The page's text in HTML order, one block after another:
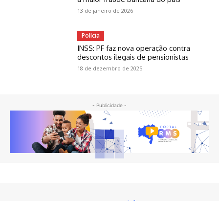
13 de janeiro de 2026
Polícia
INSS: PF faz nova operação contra
descontos ilegais de pensionistas
18 de dezembro de 2025
- Publicidade -